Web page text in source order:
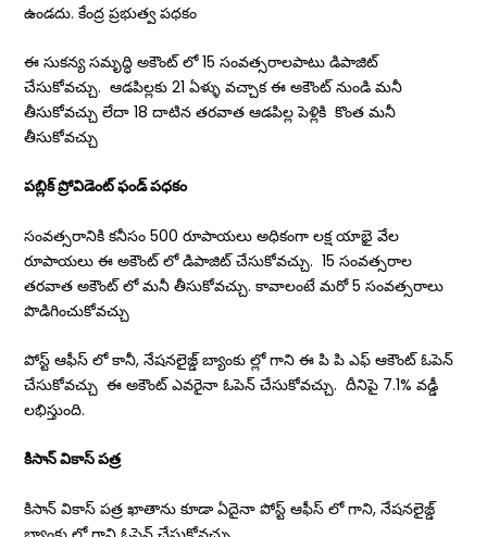
ఉండదు. కేంద్ర ప్రభుత్వ పధకం
ఈ సుకన్య సమృద్ధి అకౌంట్ లో 15 సంవత్సరాలపాటు డిపాజిట్
చేసుకోవచ్చు. ఆడపిల్లకు 21 ఏళ్ళు వచ్చాక ఈ అకౌంట్ నుండి మనీ
తీసుకోవచ్చు లేదా 18 దాటిన తరవాత ఆడపిల్ల పెళ్లికి కొంత మనీ
తీసుకోవచ్చు
పబ్లిక్ ప్రోవిడెంట్ ఫండ్ పధకం
సంవత్సరానికి కనీసం 500 రూపాయలు అధికంగా లక్ష యాభై వేల
రూపాయలు ఈ అకౌంట్ లో డిపాజిట్ చేసుకోవచ్చు. 15 సంవత్సరాల
తరవాత అకౌంట్ లో మనీ తీసుకోవచ్చు. కావాలంటే మరో 5 సంవత్సరాలు
పొడిగించుకోవచ్చు
పోస్ట్ ఆఫీస్ లో కానీ, నేషనలైజ్డ్ బ్యాంకు ల్లో గాని ఈ పి పి ఎఫ్ ఆకౌంట్ ఓపెన్
చేసుకోవచ్చు ఈ అకౌంట్ ఎవరైనా ఓపెన్ చేసుకోవచ్చు. దీనిపై 7.1% వడ్డీ
లభిస్తుంది.
కిసాన్ వికాస్ పత్ర
కిసాన్ వికాస్ పత్ర ఖాతాను కూడా ఏదైనా పోస్ట్ ఆఫీస్ లో గాని, నేషనలైజ్డ్